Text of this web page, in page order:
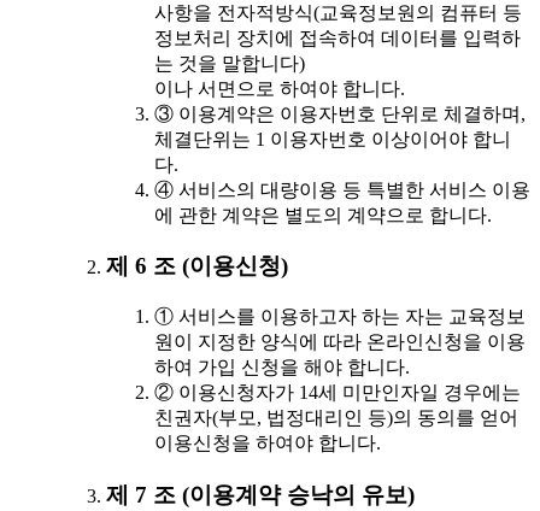
사항을 전자적방식(교육정보원의 컴퓨터 등
정보처리 장치에 접속하여 데이터를 입력하
는 것을 말합니다)
이나 서면으로 하여야 합니다.
③ 이용계약은 이용자번호 단위로 체결하며,
체결단위는 1 이용자번호 이상이어야 합니
다.
④ 서비스의 대량이용 등 특별한 서비스 이용
에 관한 계약은 별도의 계약으로 합니다.
제 6 조 (이용신청)
① 서비스를 이용하고자 하는 자는 교육정보
원이 지정한 양식에 따라 온라인신청을 이용
하여 가입 신청을 해야 합니다.
② 이용신청자가 14세 미만인자일 경우에는
친권자(부모, 법정대리인 등)의 동의를 얻어
이용신청을 하여야 합니다.
제 7 조 (이용계약 승낙의 유보)